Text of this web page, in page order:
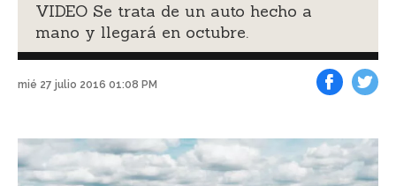
VIDEO Se trata de un auto hecho a
mano y llegará en octubre.
mié 27 julio 2016 01:08 PM